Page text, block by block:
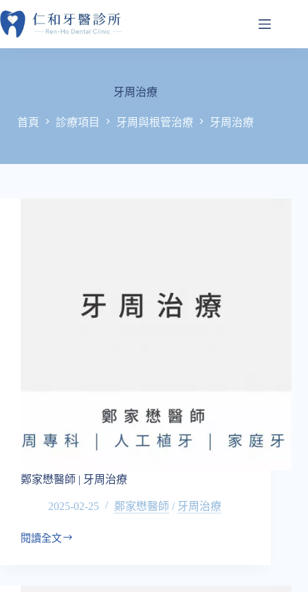
跳
至
牙周治療
首頁 診療項目 牙周與根管治療 牙周治療
鄭家懋醫師 | 牙周治療
2025-02-25 鄭家懋醫師 / 牙周治療
閱讀全文
鄭